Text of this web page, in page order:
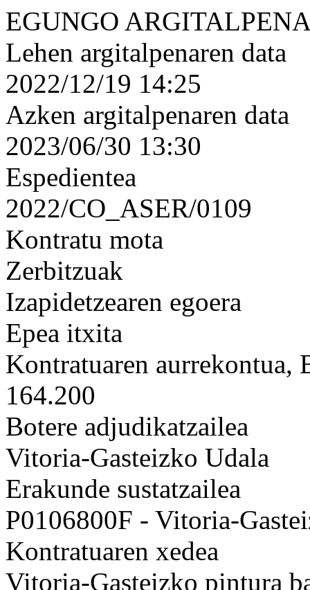
EGUNGO
Lehen argitalpenaren data
2022/12/19 14:25
Azken argitalpenaren data
2023/06/30 13:30
Espedientea
2022/CO_ASER/0109
Kontratu mota
Zerbitzuak
Izapidetzearen egoera
Epea itxita
Kontratuaren aurrekontua,
164.200
Botere adjudikatzailea
Vitoria-Gasteizko Udala
Erakunde sustatzailea
P0106800F - Vitoria-
Kontratuaren xedea
Vitoria-Gasteizko pintura